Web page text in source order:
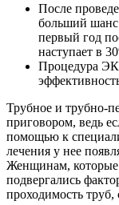
После
больший шанс
первый год
наступает в
Процедура
Трубное и трубно-
приговором, ведь
помощью к
лечения у нее
Женщинам,
подвергались
проходимость труб,